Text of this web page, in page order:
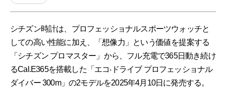
シチズン時計は、プロフェッショナルスポーツウォッチと
しての高い性能に加え、「想像力」という価値を提案する
「シチズン プロマスター」から、フル充電で365日動き続け
るCal.E365を搭載した「エコ‧ドライブ プロフェッショナル
ダイバー 300m」の2モデルを2025年4月10日に発売する。